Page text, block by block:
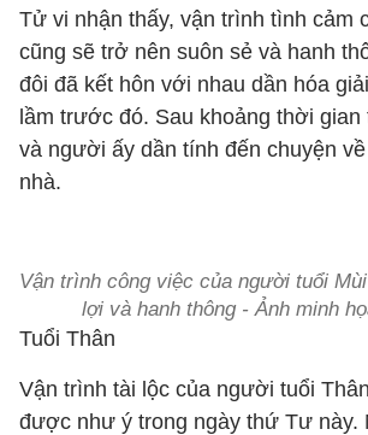
Tử vi nhận thấy, vận trình tình cảm
cũng sẽ trở nên suôn sẻ và hanh
đôi đã kết hôn với nhau dần hóa
lầm trước đó. Sau khoảng thời gian
và người ấy dần tính đến chuyện
nhà.
Vận trình công việc của người tuổi
lợi và hanh thông - Ảnh minh
Tuổi Thân
Vận trình tài lộc của người tuổi
được như ý trong ngày thứ Tư này.